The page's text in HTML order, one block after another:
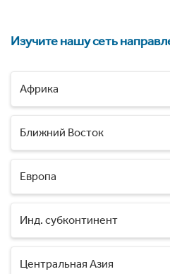
Изучите нашу сеть
Африка
Ближний Восток
Европа
Инд. субконтинент
Центральная Азия